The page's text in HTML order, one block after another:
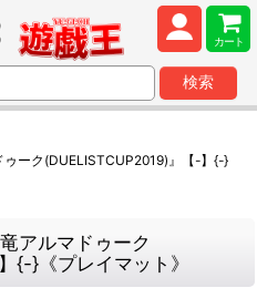
カート
検索
ーク(DUELISTCUP2019)』【-】{-}
アルマドゥーク
{-}《プレイマット》